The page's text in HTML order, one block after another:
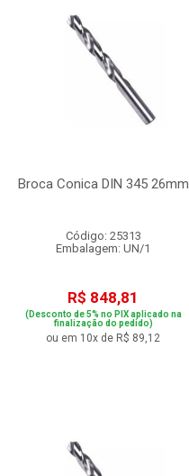
Broca Conica DIN 345 26mm
Código: 25313
Embalagem: UN/1
R$ 848,81
(Desconto de 5% no PIX aplicado na
finalização do pedido)
ou em 10x de R$ 89,12